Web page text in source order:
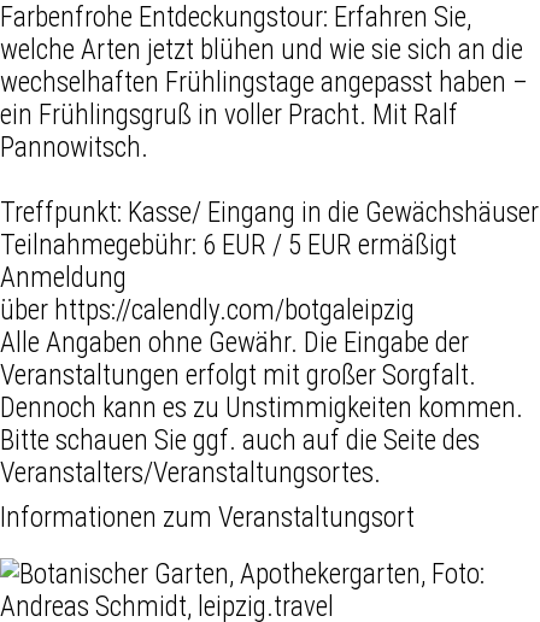
Farbenfrohe Entdeckungstour: Erfahren Sie,
welche Arten jetzt blühen und wie sie sich an die
wechselhaften Frühlingstage angepasst haben –
ein Frühlingsgruß in voller Pracht. Mit Ralf
Pannowitsch.
Treffpunkt: Kasse/ Eingang in die Gewächshäuser
Teilnahmegebühr: 6 EUR / 5 EUR ermäßigt
Anmeldung
über https://calendly.com/botgaleipzig
Alle Angaben ohne Gewähr. Die Eingabe der
Veranstaltungen erfolgt mit großer Sorgfalt.
Dennoch kann es zu Unstimmigkeiten kommen.
Bitte schauen Sie ggf. auch auf die Seite des
Veranstalters/Veranstaltungsortes.
Informationen zum Veranstaltungsort